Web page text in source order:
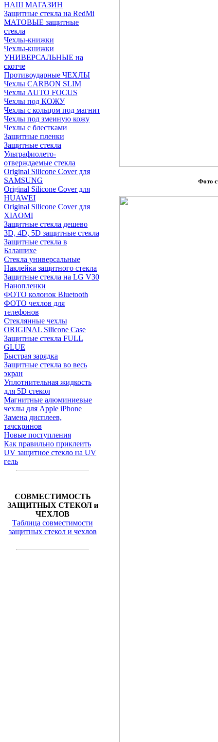
НАШ МАГАЗИН
Защитные стекла на RedMi
МАТОВЫЕ защитные
стекла
Чехлы-книжки
Чехлы-книжки
УНИВЕРСАЛЬНЫЕ на
скотче
Противоударные ЧЕХЛЫ
Чехлы CARBON SLIM
Чехлы AUTO FOCUS
Чехлы под КОЖУ
Чехлы с кольцом под магнит
Чехлы под змеиную кожу
Чехлы с блестками
Защитные пленки
Защитные стекла
Ультрафиолето-
отверждаемые стекла
Original Silicone Cover для
SAMSUNG
Original Silicone Cover для
HUAWEI
Original Silicone Cover для
XIAOMI
Защитные стекла дешево
3D, 4D, 5D защитные стекла
Защитные стекла в
Балашихе
Стекла универсальные
Наклейка защитного стекла
Защитные стекла на LG V30
Нанопленки
ФОТО колонок Bluetooth
ФOTO чехлов для
телефонов
Стеклянные чехлы
ORIGINAL Silicone Case
Защитные стекла FULL
GLUE
Быстрая зарядка
Защитные стекла во весь
экран
Уплотнительная жидкость
для 5D стекол
Магнитные алюминиевые
чехлы для Apple iPhone
Замена дисплеев,
тачскринов
Новые поступления
Как правильно приклеить
UV защитное стекло на UV
гель
СОВМЕСТИМОСТЬ
ЗАЩИТНЫХ СТЕКОЛ и
ЧЕХЛОВ
Таблица совместимости
защитных стекол и чехлов
Фото